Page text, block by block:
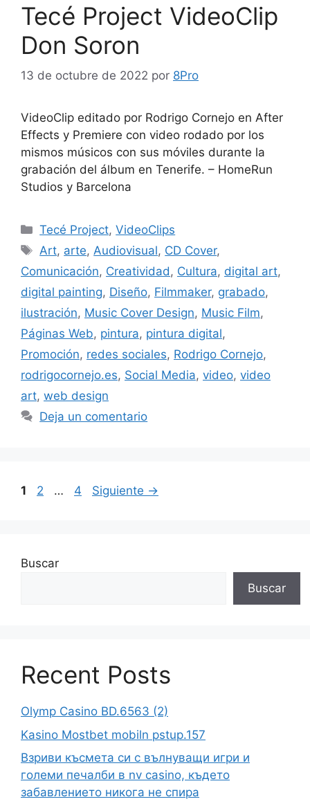
Tecé Project VideoClip
Don Soron
13 de octubre de 2022 por 8Pro
VideoClip editado por Rodrigo Cornejo en After
Effects y Premiere con video rodado por los
mismos músicos con sus móviles durante la
grabación del álbum en Tenerife. – HomeRun
Studios y Barcelona
Tecé Project,VideoClips
Art, arte,Audiovisual, CD Cover,
Comunicación, Creatividad, Cultura, digital art,
digital painting, Diseño, Filmmaker, grabado,
ilustración, Music Cover Design, Music Film,
Páginas Web, pintura, pintura digital,
Promoción, redes sociales, Rodrigo Cornejo,
rodrigocornejo.es, Social Media, video, video
art, web design
Deja un comentario
1 2 … 4 Siguiente →
Buscar
Buscar
Recent Posts
Olymp Casino BD.6563 (2)
Kasino Mostbet mobiln pstup.157
Взриви късмета си с вълнуващи игри и
големи печалби в nv casino, където
забавлението никога не спира